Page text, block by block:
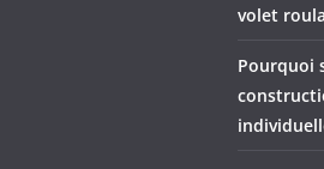
volet
Pourquoi